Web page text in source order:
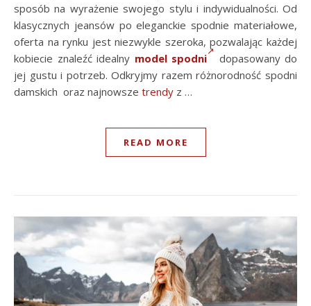
sposób na wyrażenie swojego stylu i indywidualności. Od
klasycznych jeansów po eleganckie spodnie materiałowe,
oferta na rynku jest niezwykle szeroka, pozwalając każdej
kobiecie znaleźć idealny model spodni
dopasowany do
jej gustu i potrzeb. Odkryjmy razem różnorodność spodni
damskich oraz najnowsze trendy z …
READ MORE